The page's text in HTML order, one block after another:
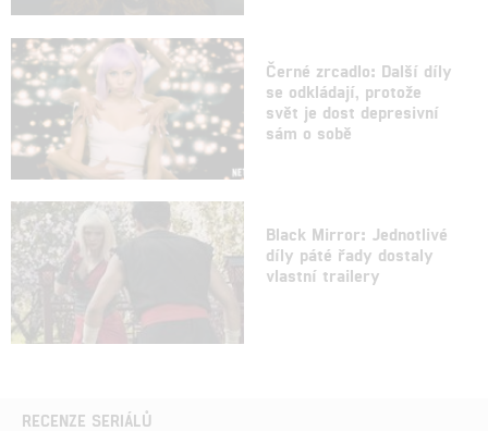
Černé zrcadlo: Další díly
se odkládají, protože
svět je dost depresivní
sám o sobě
Black Mirror: Jednotlivé
díly páté řady dostaly
vlastní trailery
RECENZE SERIÁLŮ